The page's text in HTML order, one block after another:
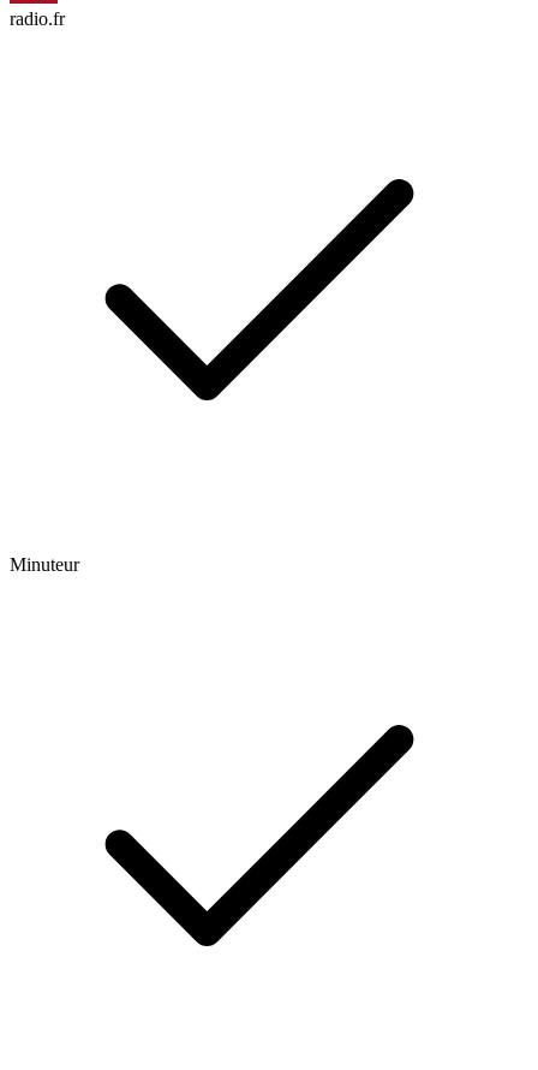
radio.fr
Minuteur